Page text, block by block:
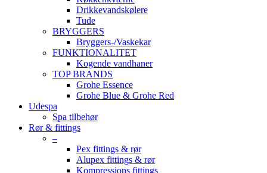
Drikkevandskølere
Tude
BRYGGERS
Bryggers-/Vaskekar
FUNKTIONALITET
Kogende vandhaner
TOP BRANDS
Grohe Essence
Grohe Blue & Grohe Red
Udespa
Spa tilbehør
Rør & fittings
–
Pex fittings & rør
Alupex fittings & rør
Kompressions fittings